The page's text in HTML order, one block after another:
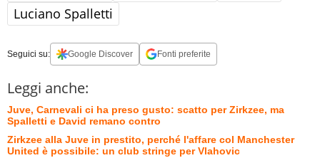
Luciano Spalletti
Seguici su: Google Discover Fonti preferite
Leggi anche:
Juve, Carnevali ci ha preso gusto: scatto per Zirkzee, ma
Spalletti e David remano contro
Zirkzee alla Juve in prestito, perché l'affare col Manchester
United è possibile: un club stringe per Vlahovic